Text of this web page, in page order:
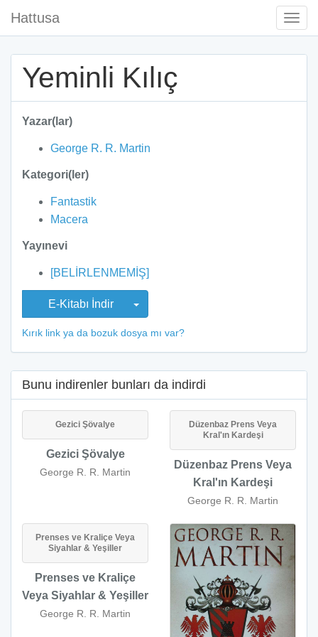
Hattusa
Yeminli Kılıç
Yazar(lar)
George R. R. Martin
Kategori(ler)
Fantastik
Macera
Yayınevi
[BELİRLENMEMİŞ]
E-Kitabı İndir
Kırık link ya da bozuk dosya mı var?
Bunu indirenler bunları da indirdi
Gezici Şövalye
Gezici Şövalye
George R. R. Martin
Düzenbaz Prens Veya
Kral'ın Kardeşi
Düzenbaz Prens Veya
Kral'ın Kardeşi
George R. R. Martin
Prenses ve Kraliçe Veya
Siyahlar & Yeşiller
Prenses ve Kraliçe
Veya Siyahlar & Yeşiller
George R. R. Martin